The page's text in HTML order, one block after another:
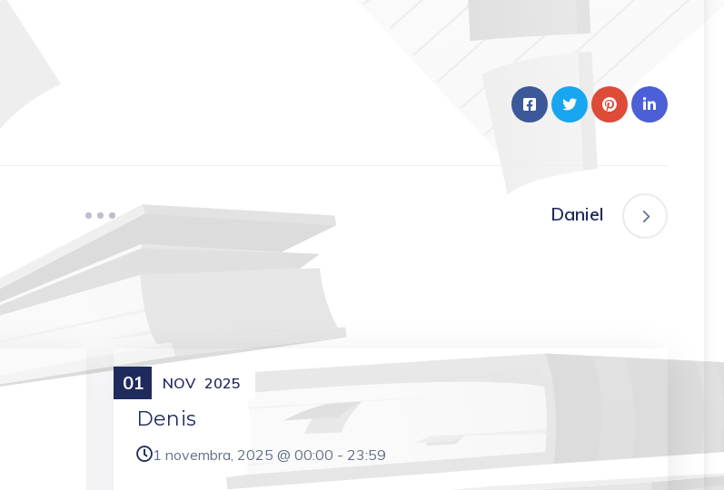
Daniel
01 NOV 2025
Meniny
Denis
1 novembra, 2025 @ 00:00 - 23:59